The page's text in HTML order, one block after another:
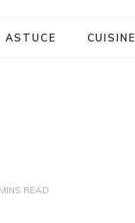
ASTUCE CUISINE
READ